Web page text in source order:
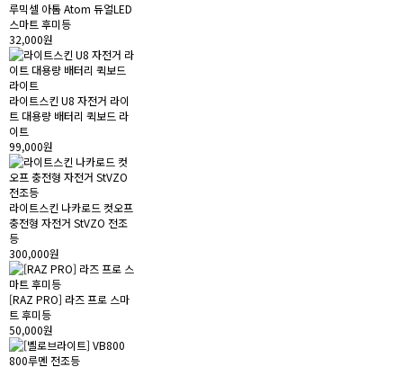
루믹셀 아톰 Atom 듀얼LED
스마트 후미등
32,000원
라이트스킨 U8 자전거 라이
트 대용량 배터리 퀵보드 라
이트
99,000원
라이트스킨 나카로드 컷오프
충전형 자전거 StVZO 전조
등
300,000원
[RAZ PRO] 라즈 프로 스마
트 후미등
50,000원